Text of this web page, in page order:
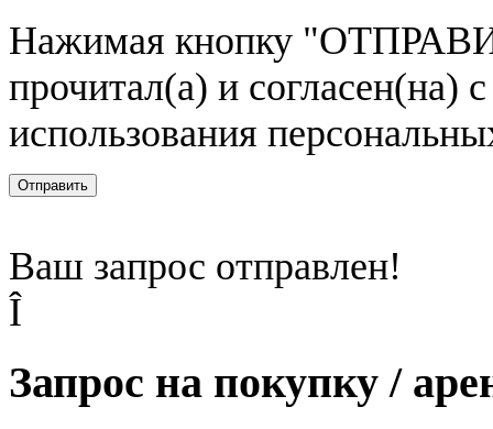
Нажимая кнопку
прочитал(а) и согласен(на)
использования
Отправить
Ваш запрос отправлен!
Î
Запрос на покупку /